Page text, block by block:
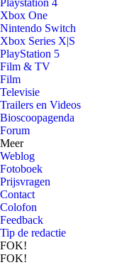
Playstation 4
Xbox One
Nintendo Switch
Xbox Series X|S
PlayStation 5
Film & TV
Film
Televisie
Trailers en Videos
Bioscoopagenda
Forum
Meer
Weblog
Fotoboek
Prijsvragen
Contact
Colofon
Feedback
Tip de redactie
FOK!
FOK!